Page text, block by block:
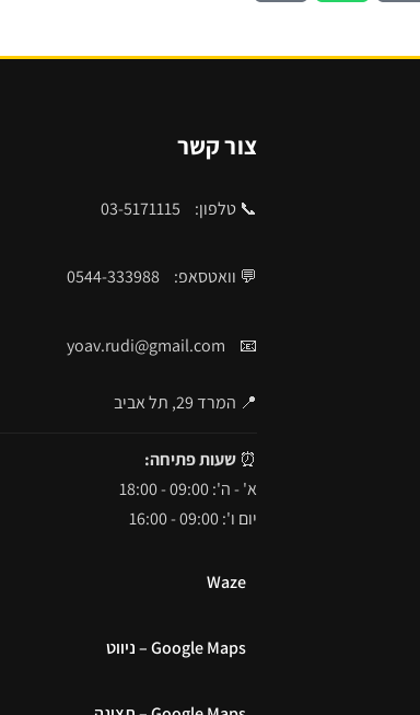
צור קשר
📞 טלפון: 03-5171115
💬 וואטסאפ: 0544-333988
📧
yoav.rudi@gmail.com
📍 המרד 29, תל אביב
⏰ שעות פתיחה:
א' - ה': 09:00 - 18:00
יום ו': 09:00 - 16:00
Waze
Google Maps – ניווט